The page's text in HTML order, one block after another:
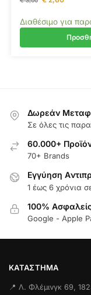
Διαθέσιμο για
Δωρεάν
Σε όλες τις
60.000+
70+ Brands
Εγγύηση
1 έως 6 χρόνια
100%
Google - Apple
ΚΑΤΆΣΤΗΜΑ
📍 Λ. Φλέμινγκ 69,